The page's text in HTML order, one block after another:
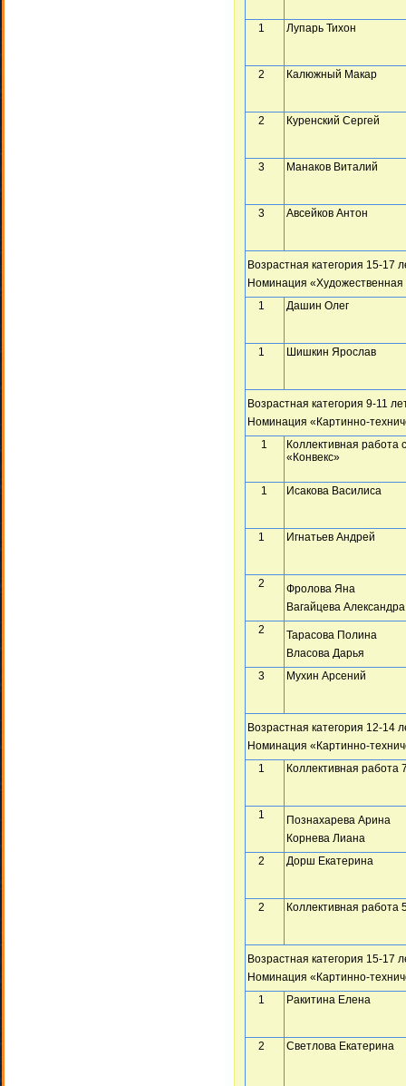
1 Лупарь Тихон
2 Калюжный Макар
2 Куренский Сергей
3 Манаков Виталий
3 Авсейков Антон
Возрастная категория 15-17
Номинация
1
Дашин Олег
1 Шишкин Ярослав
Возрастная категория 9-11
Номинация «Картинно-
1
Коллективная работа
«Конвекс»
1 Исакова Василиса
1 Игнатьев Андрей
2
Фролова Яна
Вагайцева Александра
2
Тарасова Полина
Власова Дарья
3
Мухин Арсений
Возрастная категория 12-14
Номинация «Картинно-
1
Коллективная работа
1
Познахарева Арина
Корнева Лиана
2
Дорш Екатерина
2 Коллективная работа
Возрастная категория 15-17
Номинация «Картинно-
1
Ракитина Елена
2 Светлова Екатерина